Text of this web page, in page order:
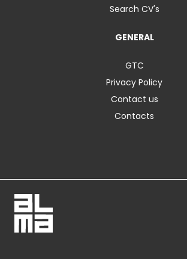
Search CV's
GENERAL
GTC
Privacy Policy
Contact us
Contacts